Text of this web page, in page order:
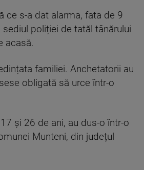
ce s-a dat alarma, fata de 9
poliției de tatăl tânărului
acasă.
familiei. Anchetatorii au
obligată să urce într-o
și 26 de ani, au dus-o într-o
Munteni, din județul